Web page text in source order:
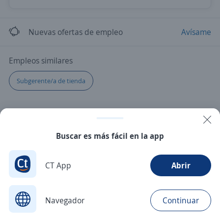
Nuevas ofertas de empleo Avísame
Empleos similares
Subgerente/a de tienda
Buscar es más fácil en la app
CT App Abrir
Navegador Continuar